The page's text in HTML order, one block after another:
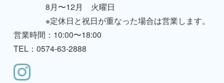
8月〜12月 火曜日
※定休日と祝日が重なった場合は営業します。
営業時間：10:00〜18:00
TEL：0574-63-2888